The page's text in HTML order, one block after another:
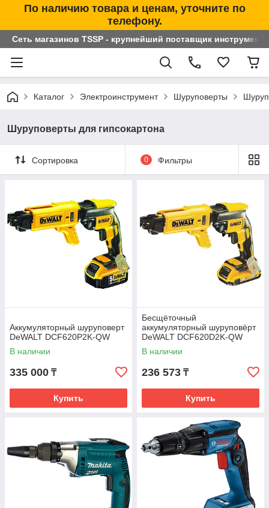
По наличию товара и ценам, уточните по
телефону.
Сеть магазинов TSSP - крупнейший поставщик
Каталог Электроинструмент Шуруповерты
Шуруповерты для гипсокартона
Сортировка 0 Фильтры
Аккумуляторный шуруповерт
DeWALT DCF620P2K-QW
В наличии
335 000 ₸
Купить
Бесщёточный
аккумуляторный шуруповёрт
DeWALT DCF620D2K-QW
В наличии
236 573 ₸
Купить